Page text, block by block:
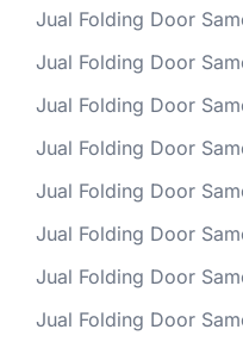
Jual Folding Door
Jual Folding Door
Jual Folding Door
Jual Folding Door
Jual Folding Door
Jual Folding Door
Jual Folding Door
Jual Folding Door